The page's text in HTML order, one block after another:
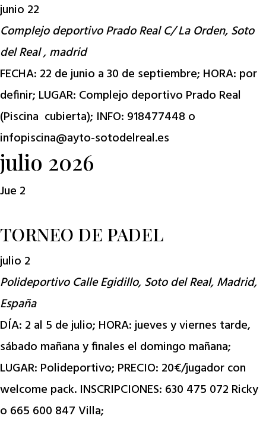
junio 22
Complejo deportivo Prado RealC/ La Orden, Soto
del Real , madrid
FECHA: 22 de junio a 30 de septiembre; HORA: por
definir; LUGAR: Complejo deportivo Prado Real
(Piscina cubierta); INFO: 918477448 o
infopiscina@ayto-sotodelreal.es
julio 2026
Jue 2
TORNEO DE PADEL
julio 2
PolideportivoCalle Egidillo, Soto del Real, Madrid,
España
DÍA: 2 al 5 de julio; HORA: jueves y viernes tarde,
sábado mañana y finales el domingo mañana;
LUGAR: Polideportivo; PRECIO: 20€/jugador con
welcome pack. INSCRIPCIONES: 630 475 072 Ricky
o 665 600 847 Villa;